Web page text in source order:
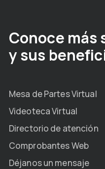
Conoce más
y sus
Mesa de Partes Virtual
Videoteca Virtual
Directorio de atención
Comprobantes Web
Déjanos un mensaje